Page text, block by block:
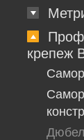
крепеж